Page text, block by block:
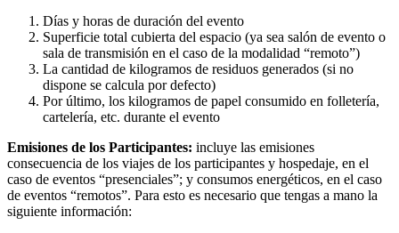
Días y horas de duración del evento
Superficie total cubierta del espacio (ya sea salón de evento o
sala de transmisión en el caso de la modalidad “remoto”)
La cantidad de kilogramos de residuos generados (si no
dispone se calcula por defecto)
Por último, los kilogramos de papel consumido en folletería,
cartelería, etc. durante el evento
Emisiones de los Participantes: incluye las emisiones
consecuencia de los viajes de los participantes y hospedaje, en el
caso de eventos “presenciales”; y consumos energéticos, en el caso
de eventos “remotos”. Para esto es necesario que tengas a mano la
siguiente información: